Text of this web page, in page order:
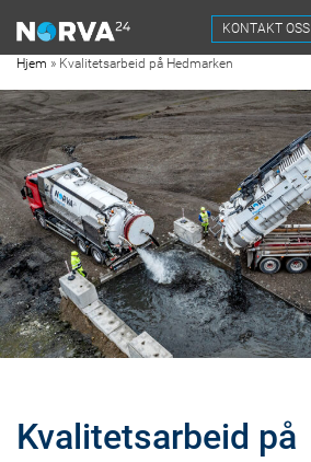
KONTAKT OSS
Hjem » Kvalitetsarbeid på Hedmarken
Kvalitetsarbeid på